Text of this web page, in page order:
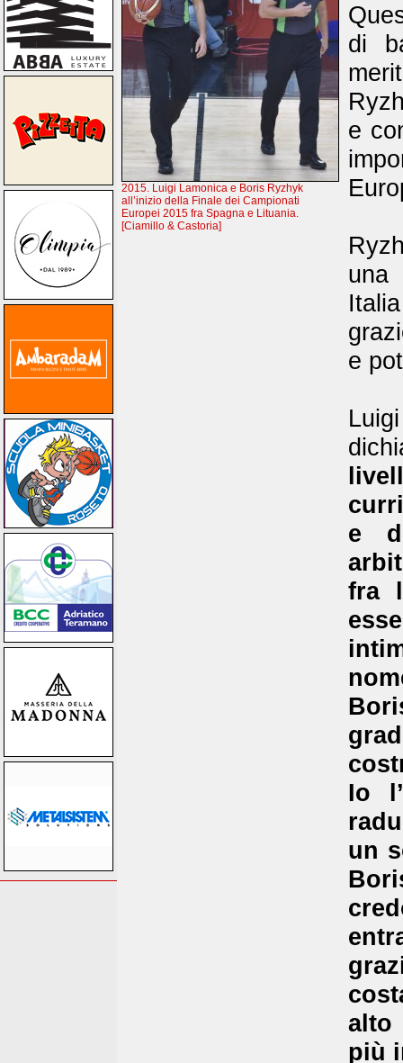
2015. Luigi Lamonica e Boris Ryzhyk
all’inizio della Finale dei Campionati
Europei 2015 fra Spagna e Lituania.
[Ciamillo & Castoria]
di
e
una
e
e
fra
Io
un
alto
più